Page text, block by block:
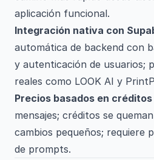
aplicación funcional.
Integración nativa con
automática de backend con
y autenticación de usuarios;
reales como LOOK AI y
Precios basados en créditos
mensajes; créditos se
cambios pequeños; requiere
de prompts.